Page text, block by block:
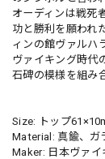
オーディンは戦死
功と勝利を願われ
ィンの館ヴァルハ
ヴァイキング時代
石碑の模様を組み
Size: トップ
Material: 真鍮、ガ
Maker: 日本ヴァイ